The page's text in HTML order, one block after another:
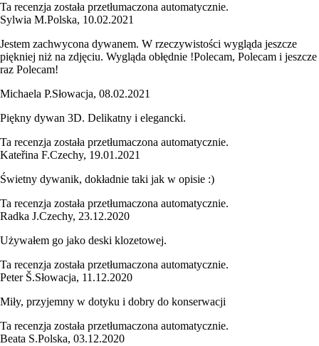
Ta recenzja została przetłumaczona automatycznie.
Sylwia M.Polska, 10.02.2021
Jestem zachwycona dywanem. W rzeczywistości wygląda jeszcze
piękniej niż na zdjęciu. Wygląda obłędnie !Polecam, Polecam i jeszcze
raz Polecam!
Michaela P.Słowacja, 08.02.2021
Piękny dywan 3D. Delikatny i elegancki.
Ta recenzja została przetłumaczona automatycznie.
Kateřina F.Czechy, 19.01.2021
Świetny dywanik, dokładnie taki jak w opisie :)
Ta recenzja została przetłumaczona automatycznie.
Radka J.Czechy, 23.12.2020
Używałem go jako deski klozetowej.
Ta recenzja została przetłumaczona automatycznie.
Peter Š.Słowacja, 11.12.2020
Miły, przyjemny w dotyku i dobry do konserwacji
Ta recenzja została przetłumaczona automatycznie.
Beata S.Polska, 03.12.2020